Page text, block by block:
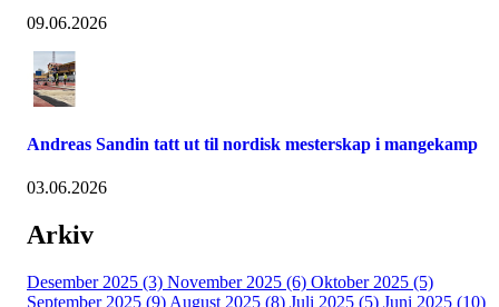
09.06.2026
Andreas Sandin tatt ut til nordisk mesterskap i mangekamp
03.06.2026
Arkiv
Desember 2025 (3) November 2025 (6) Oktober 2025 (5)
September 2025 (9) August 2025 (8) Juli 2025 (5) Juni 2025 (10)